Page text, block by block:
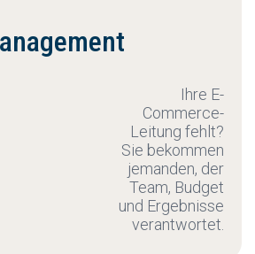
Ihre E-
Commerce-
Leitung fehlt?
Sie bekommen
jemanden, der
Team, Budget
und Ergebnisse
verantwortet.